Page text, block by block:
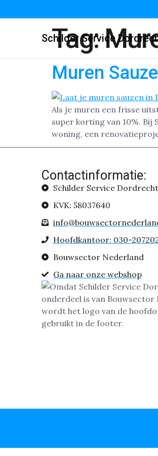
Schilder Service
Tag:
Muren
Als je muren een frisse
super korting van 10%.
woning, een
Contactinformatie:
Schilder Service Dordrecht
KVK: 58037640
Hoofdkantoor: 030-
Bouwsector Nederland
Ga naar onze webshop